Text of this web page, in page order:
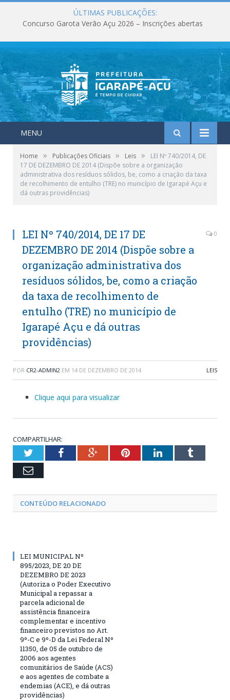
ÚLTIMAS PUBLICAÇÕES:
Concurso Garota Verão Açu 2026 – Inscrições abertas
MENU
Home » Publicações Oficiais » Leis »
LEI Nº 740/2014, DE
17 DE DEZEMBRO DE 2014 (Dispõe sobre a organização
administrativa dos resíduos sólidos, be, como a criação da taxa
de recolhimento de entulho (TRE) no município de Igarapé Açu e
dá outras providências)
LEI Nº 740/2014, DE 17 DE
DEZEMBRO DE 2014 (Dispõe sobre a
organização administrativa dos
resíduos sólidos, be, como a criação
da taxa de recolhimento de
entulho (TRE) no município de
Igarapé Açu e dá outras
providências)
0
POR CR2-ADMIN2 EM 14 DE DEZEMBRO DE 2014 LEIS
Clique aqui para visualizar
COMPARTILHAR:
TwitterFacebookGoogle+PinterestLinkedInTumblr
Email
CONTEÚDO RELACIONADO
LEI MUNICIPAL Nº
895/2023, DE 20 DE
DEZEMBRO DE 2023
(Autoriza o Poder Executivo
Municipal a repassar a
parcela adicional de
assistência financeira
complementar e incentivo
financeiro previstos no Art.
9º-C e 9º-D da Lei Federal Nº
11350, de 05 de outubro de
2006 aos agentes
comunitários de Saúde (ACS)
e aos agentes de combate a
endemias (ACE), e dá outras
providências)